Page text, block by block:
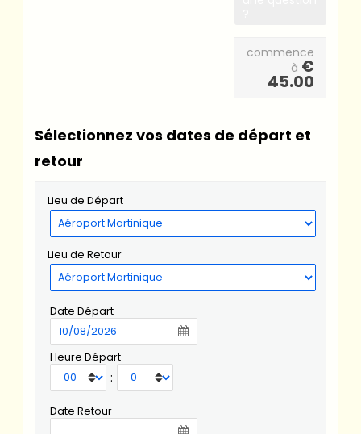
commence
à €
45.00
Sélectionnez vos dates de départ et
retour
Lieu de Départ
Lieu de Retour
Date Départ
Heure Départ
:
Date Retour